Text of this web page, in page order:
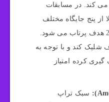
می کند. در مسابقات
از پنج جایگاه مختلف
شلیک می کنند و برای هر دور 25 هدف پرتاب می شود.
شلیک کند و با توجه به
کرده امتیاز
سبک تراپ